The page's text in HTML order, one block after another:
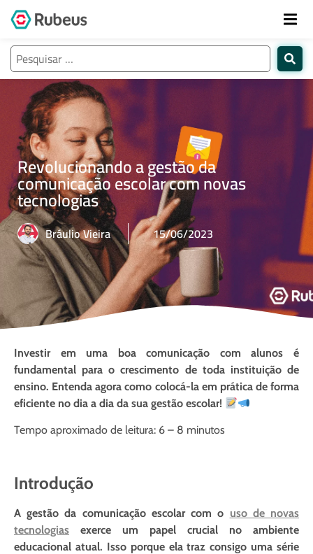
Revolucionando a gestão da
comunicação escolar com novas
tecnologias
Bráulio Vieira 15/06/2023
Investir em uma boa comunicação com alunos é
fundamental para o crescimento de toda instituição de
ensino. Entenda agora como colocá-la em prática de forma
eficiente no dia a dia da sua gestão escolar!
Tempo aproximado de leitura: 6 – 8 minutos
Introdução
A gestão da comunicação escolar com o uso de novas
tecnologias exerce um papel crucial no ambiente
educacional atual. Isso porque ela traz consigo uma série